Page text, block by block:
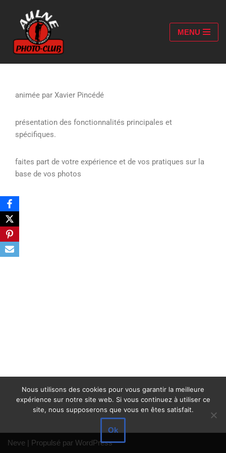
Aller
au
contenu
MENU
animée par Xavier Pincédé
présentation des fonctionnalités principales et
spécifiques.
faites part de votre expérience et de vos pratiques sur la
base de vos photos
Neve | Propulsé par WordPress
Nous utilisons des cookies pour vous garantir la meilleure
expérience sur notre site web. Si vous continuez à utiliser ce
site, nous supposerons que vous en êtes satisfait.
Ok